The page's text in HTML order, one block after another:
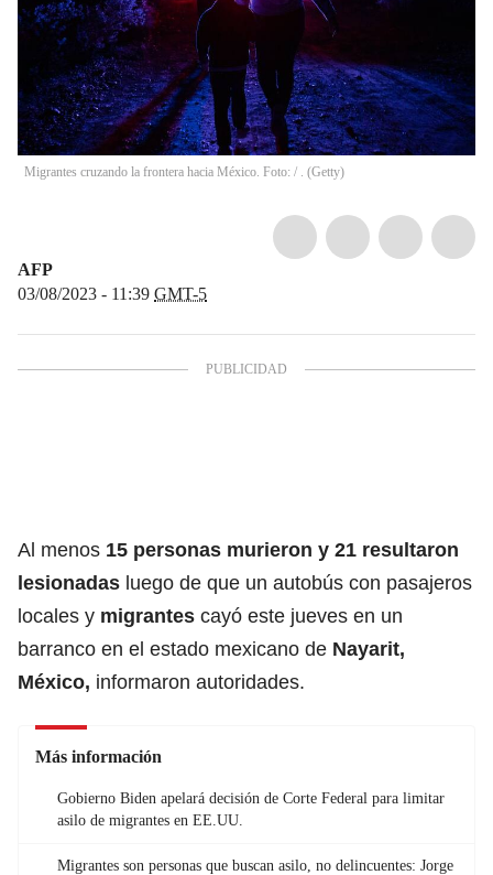
Migrantes cruzando la frontera hacia México. Foto: / . (Getty)
AFP
03/08/2023 - 11:39 GMT-5
Al menos 15 personas murieron y 21 resultaron
lesionadas luego de que un autobús con pasajeros
locales y migrantes cayó este jueves en un
barranco en el estado mexicano de Nayarit,
México, informaron autoridades.
Más información
Gobierno Biden apelará decisión de Corte Federal para limitar
asilo de migrantes en EE.UU.
Migrantes son personas que buscan asilo, no delincuentes: Jorge